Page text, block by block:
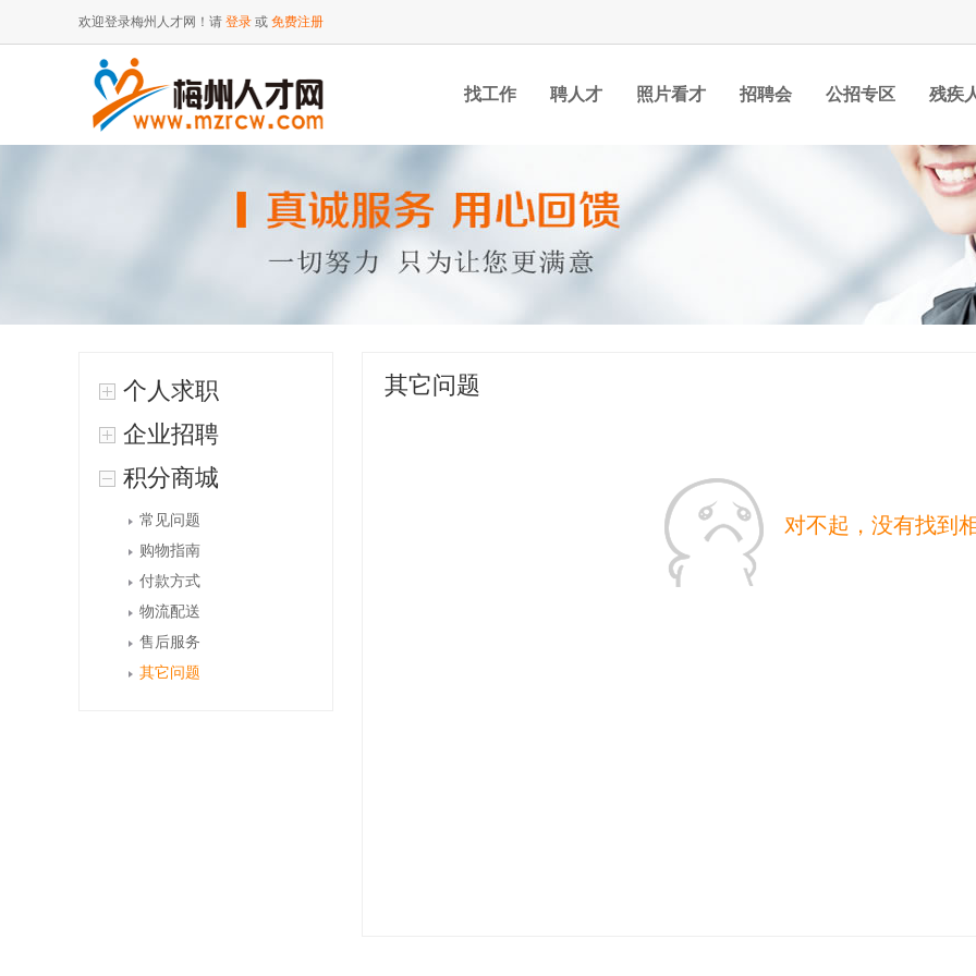
欢迎登录梅州人才网！请 登录 或 免费注册
找工作 聘人才 照片看才 招聘会 公招专区 残疾
个人求职
企业招聘
积分商城
常见问题
购物指南
付款方式
物流配送
售后服务
其它问题
其它问题
对不起，没有找到